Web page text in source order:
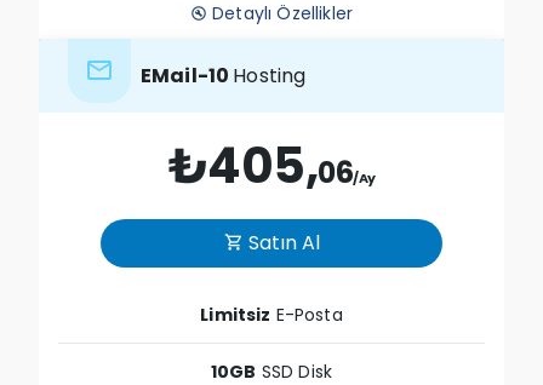
build_circle Detaylı Özellikler
email EMail-10 Hosting
₺405,06/Ay
shopping_cart Satın Al
Limitsiz E-Posta
10GB SSD Disk